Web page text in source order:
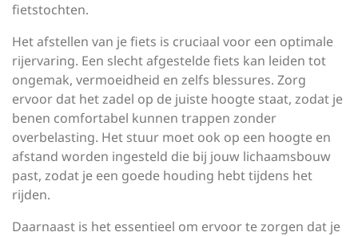
fietstochten.
Het afstellen van je fiets is cruciaal voor een optimale
rijervaring. Een slecht afgestelde fiets kan leiden tot
ongemak, vermoeidheid en zelfs blessures. Zorg
ervoor dat het zadel op de juiste hoogte staat, zodat je
benen comfortabel kunnen trappen zonder
overbelasting. Het stuur moet ook op een hoogte en
afstand worden ingesteld die bij jouw lichaamsbouw
past, zodat je een goede houding hebt tijdens het
rijden.
Daarnaast is het essentieel om ervoor te zorgen dat je